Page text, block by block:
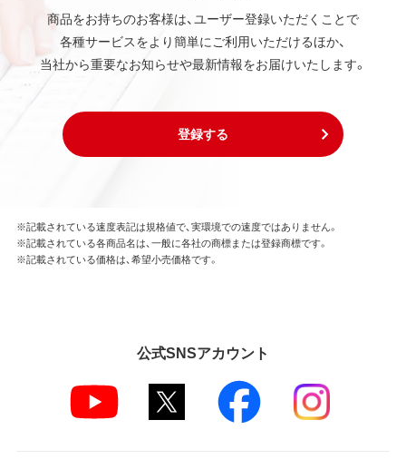
商品をお持ちのお客様は、ユーザー登録いただくことで
各種サービスをより簡単にご利用いただけるほか、
当社から重要なお知らせや最新情報をお届けいたします。
登録する
※記載されている速度表記は規格値で、実環境での速度ではありません。
※記載されている各商品名は、一般に各社の商標または登録商標です。
※記載されている価格は、希望小売価格です。
公式SNSアカウント